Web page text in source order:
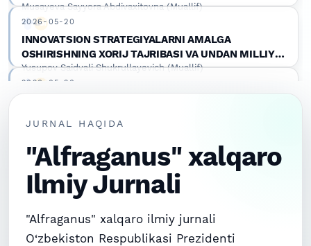
Musayeva Sayyora Abdivaxitovna (Muallif)
Google Scholar
DOI
SAYYOHLARNI BIZNES ISTE’MOLCHIGA AYLANTIRISH
MEXANIZMI
Yusupov Saidvali Shukrullayevich (Muallif)
2026-05-20
INNOVATSION STRATEGIYALARNI AMALGA
OSHIRISHNING XORIJ TAJRIBASI VA UNDAN MILLIY
IQTISODIYOTDA FOYDALANISH YО‘NALISHLARI
Sayfutdinov Shuxratjon Sultonovich (Muallif)
Google Scholar
DOI
2026-05-20
UZBEKISTAN
Ruziqulova Mahliyo G‘ayratovna (Muallif)
2026-05-20
EKSTREMAL TURISTIK XIZMATLARNI INNOVATSION
BOSHQARISH VA MARKETING STRATEGIYALARI
JURNAL HAQIDA
"Alfraganus" xalqaro
Ilmiy Jurnali
"Alfraganus" xalqaro ilmiy jurnali
O‘zbekiston Respublikasi Prezidenti